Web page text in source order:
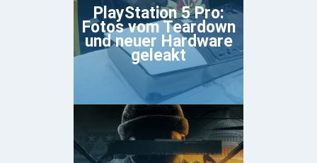
PlayStation 5 Pro:
Fotos vom Teardown
und neuer Hardware
geleakt